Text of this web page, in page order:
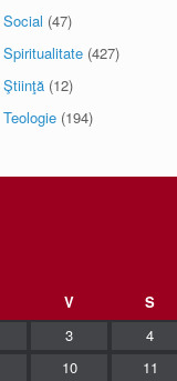
Social (47)
Spiritualitate (427)
Ştiinţă (12)
Teologie (194)
V S
3 4
10 11